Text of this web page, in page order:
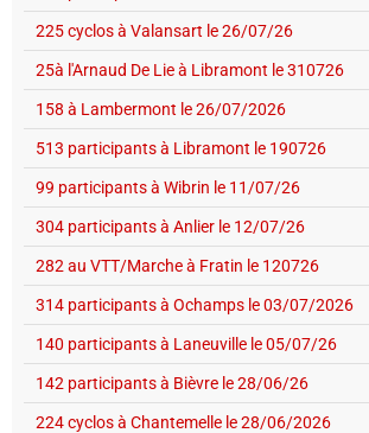
225 cyclos à Valansart le 26/07/26
25à l'Arnaud De Lie à Libramont le 310726
158 à Lambermont le 26/07/2026
513 participants à Libramont le 190726
99 participants à Wibrin le 11/07/26
304 participants à Anlier le 12/07/26
282 au VTT/Marche à Fratin le 120726
314 participants à Ochamps le 03/07/2026
140 participants à Laneuville le 05/07/26
142 participants à Bièvre le 28/06/26
224 cyclos à Chantemelle le 28/06/2026